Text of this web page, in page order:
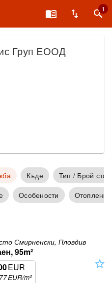
menu_book swap_vert search1
Груп ЕООД
Къде
Тип / Брой стаи
Особености
Отопление
Смирненски, Пловдив
95m²
EUR
EUR/m²
star_outline